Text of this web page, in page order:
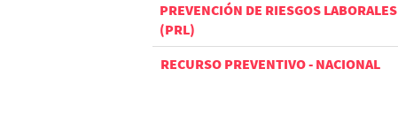
PREVENCIÓN DE RIESGOS LABORALES
(PRL)
RECURSO PREVENTIVO - NACIONAL